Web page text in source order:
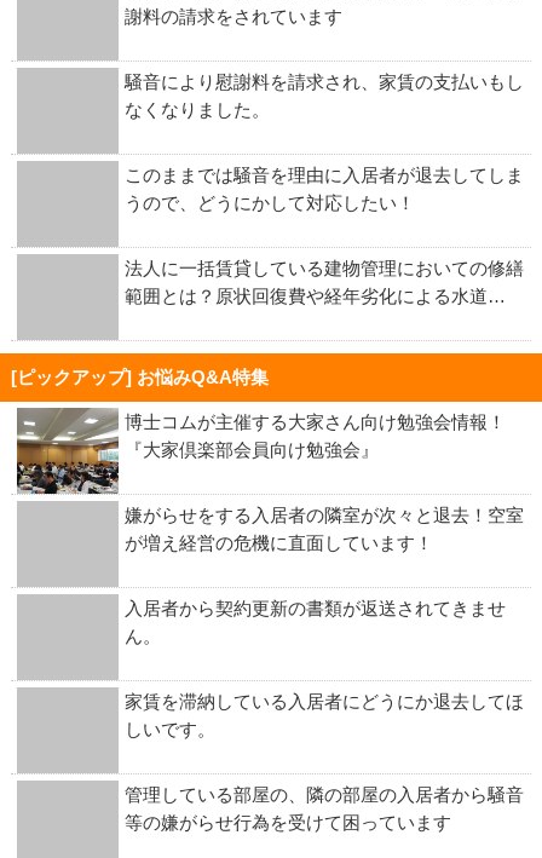
謝料の請求をされています
騒音により慰謝料を請求され、家賃の支払いもし
なくなりました。
このままでは騒音を理由に入居者が退去してしま
うので、どうにかして対応したい！
法人に一括賃貸している建物管理においての修繕
範囲とは？原状回復費や経年劣化による水道…
[ピックアップ] お悩みQ&A特集
博士コムが主催する大家さん向け勉強会情報！
『大家倶楽部会員向け勉強会』
嫌がらせをする入居者の隣室が次々と退去！空室
が増え経営の危機に直面しています！
入居者から契約更新の書類が返送されてきませ
ん。
家賃を滞納している入居者にどうにか退去してほ
しいです。
管理している部屋の、隣の部屋の入居者から騒音
等の嫌がらせ行為を受けて困っています